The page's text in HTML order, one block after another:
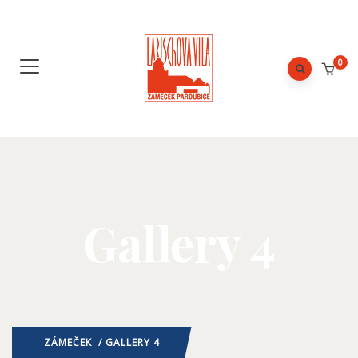
0
ZÁMEČEK / GALLERY 4